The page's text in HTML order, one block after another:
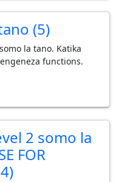
(5)
la tano. Katika
functions.
2 somo la
FOR